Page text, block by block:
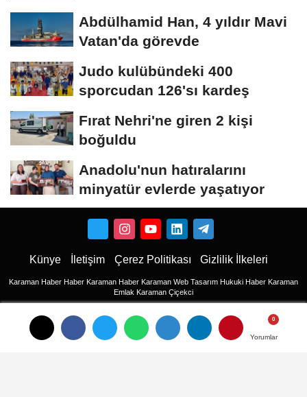
Yorumlar
Yorumlar
Abdülhamid Han, 4 yıldır Mavi
Vatan'da görevde
Judo kulübündeki 400
sporcudan 126'sı kardeş
Fırat Nehri'ne giren 2 kişi
boğuldu
Anadolu'nun hatıralarını
minyatür evlerde yaşatıyor
Künye İletişim Çerez Politikası Gizlilik İlkeleri
Karaman Haber Haber Karaman Haber Karaman Web Tasarım Hukuki Haber Karaman
Emlak Karaman Çiçekci
Haber
haberler